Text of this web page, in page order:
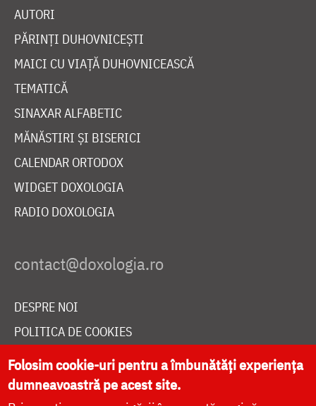
AUTORI
PĂRINȚI DUHOVNICEȘTI
MAICI CU VIAȚĂ DUHOVNICEASCĂ
TEMATICĂ
SINAXAR ALFABETIC
MĂNĂSTIRI ȘI BISERICI
CALENDAR ORTODOX
WIDGET DOXOLOGIA
RADIO DOXOLOGIA
DESPRE NOI
POLITICA DE COOKIES
DONEAZĂ ONLINE PENTRU CATEDRALA NAȚIONALĂ
Folosim cookie-uri pentru a îmbunătăți experiența
dumneavoastră pe acest site.